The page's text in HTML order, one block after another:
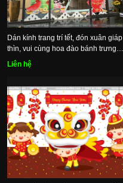
Dán kính trang trí tết, đón xuân giáp
thìn, vui cùng hoa đào bánh trưng
xanh
Liên hệ